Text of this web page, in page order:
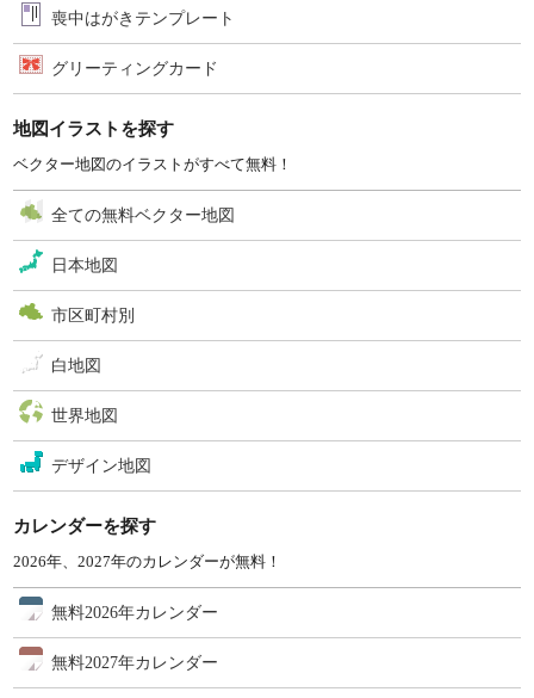
喪中はがきテンプレート
グリーティングカード
地図イラストを探す
ベクター地図のイラストがすべて無料！
全ての無料ベクター地図
日本地図
市区町村別
白地図
世界地図
デザイン地図
カレンダーを探す
2026年、2027年のカレンダーが無料！
無料2026年カレンダー
無料2027年カレンダー